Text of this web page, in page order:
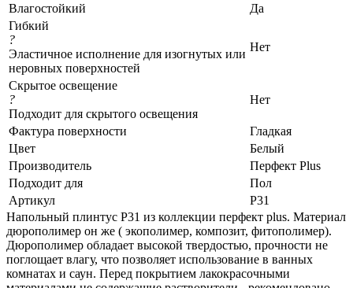
Влагостойкий
Да
Гибкий
?
Эластичное исполнение для изогнутых или
неровных поверхностей
Нет
Скрытое освещение
?
Подходит для скрытого освещения
Нет
Фактура поверхности
Гладкая
Цвет
Белый
Производитель
Перфект Plus
Подходит для
Пол
Артикул
Р31
Напольный плинтус Р31 из коллекции перфект plus. Материал
дюрополимер он же ( экополимер, композит, фитополимер).
Дюрополимер обладает высокой твердостью, прочности не
поглощает влагу, что позволяет использование в ванных
комнатах и саун. Перед покрытием лакокрасочными